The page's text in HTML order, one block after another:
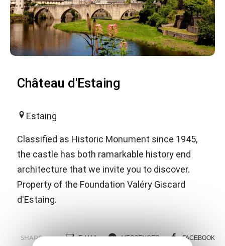
Château d'Estaing
Estaing
Classified as Historic Monument since 1945,
the castle has both ramarkable history end
architecture that we invite you to discover.
Property of the Foundation Valéry Giscard
d'Estaing.
SHARE : E-MAIL MESSENGER FACEBOOK